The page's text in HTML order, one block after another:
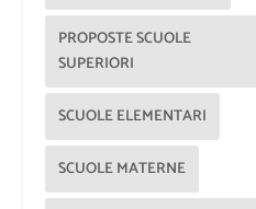
PROPOSTE SCUOLE
SUPERIORI
SCUOLE ELEMENTARI
SCUOLE MATERNE